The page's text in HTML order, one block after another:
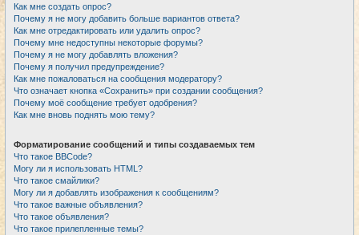
Как мне создать опрос?
Почему я не могу добавить больше вариантов ответа?
Как мне отредактировать или удалить опрос?
Почему мне недоступны некоторые форумы?
Почему я не могу добавлять вложения?
Почему я получил предупреждение?
Как мне пожаловаться на сообщения модератору?
Что означает кнопка «Сохранить» при создании сообщения?
Почему моё сообщение требует одобрения?
Как мне вновь поднять мою тему?
Форматирование сообщений и типы создаваемых тем
Что такое BBCode?
Могу ли я использовать HTML?
Что такое смайлики?
Могу ли я добавлять изображения к сообщениям?
Что такое важные объявления?
Что такое объявления?
Что такое прилепленные темы?